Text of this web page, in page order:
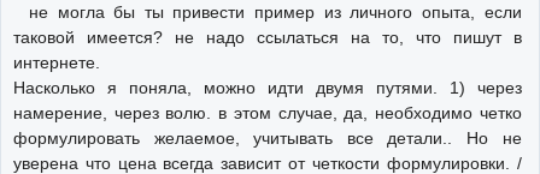
не могла бы ты привести пример из личного опыта, если
таковой имеется? не надо ссылаться на то, что пишут в
интернете.
Насколько я поняла, можно идти двумя путями. 1) через
намерение, через волю. в этом случае, да, необходимо четко
формулировать желаемое, учитывать все детали.. Но не
уверена что цена всегда зависит от четкости формулировки. /